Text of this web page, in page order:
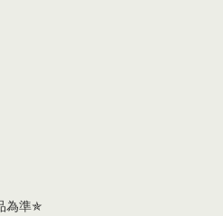
為準✯